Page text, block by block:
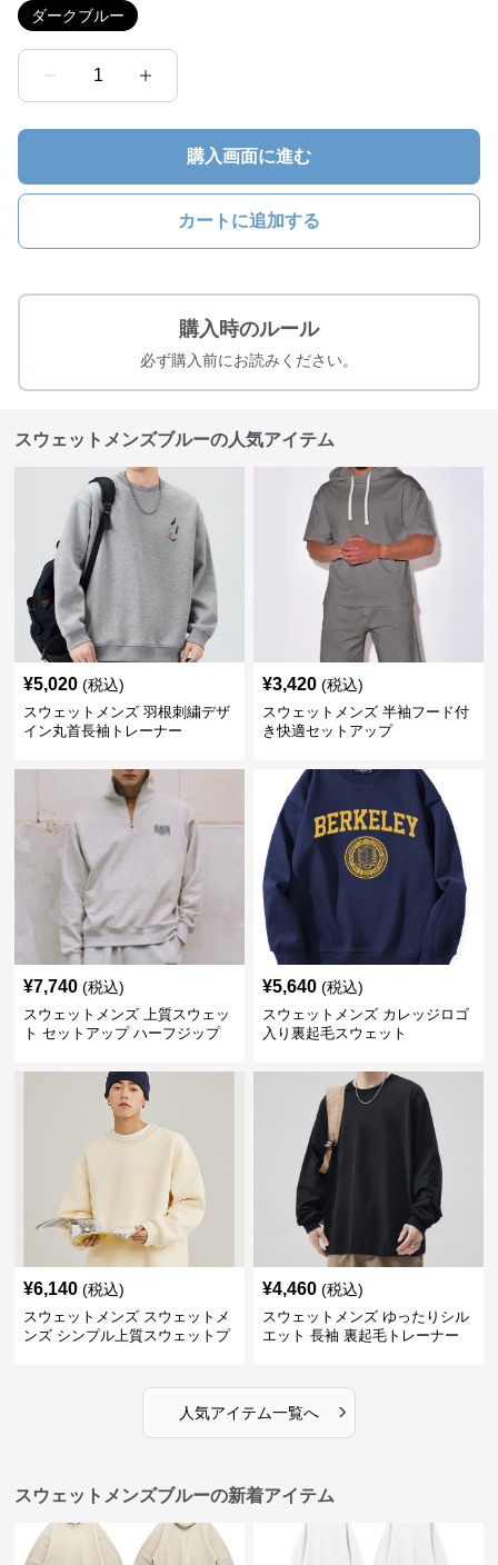
ダークブルー
1
購入画面に進む
カートに追加する
購入時のルール
必ず購入前にお読みください。
スウェットメンズブルーの人気アイテム
¥5,020 (税込)
スウェットメンズ 羽根刺繍デザ
イン丸首長袖トレーナー
¥3,420 (税込)
スウェットメンズ 半袖フード付
き快適セットアップ
¥7,740 (税込)
スウェットメンズ 上質スウェッ
ト セットアップ ハーフジップ
¥5,640 (税込)
スウェットメンズ カレッジロゴ
入り裏起毛スウェット
¥6,140 (税込)
スウェットメンズ スウェットメ
ンズ シンプル上質スウェットプ
¥4,460 (税込)
スウェットメンズ ゆったりシル
エット 長袖 裏起毛トレーナー
人気アイテム一覧へ ›
スウェットメンズブルーの新着アイテム